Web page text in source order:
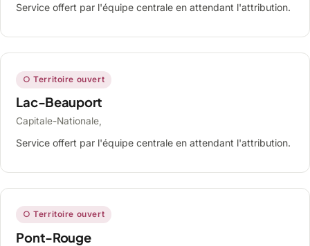
Service offert par l'équipe centrale en attendant l'attribution.
○ Territoire ouvert
Lac-Beauport
Capitale-Nationale,
Service offert par l'équipe centrale en attendant l'attribution.
○ Territoire ouvert
Pont-Rouge